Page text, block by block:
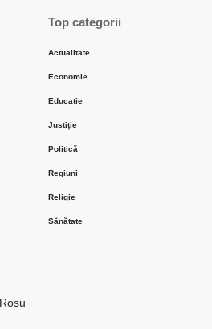
Top categorii
Actualitate
Economie
Educatie
Justiție
Politică
Regiuni
Religie
Sănătate